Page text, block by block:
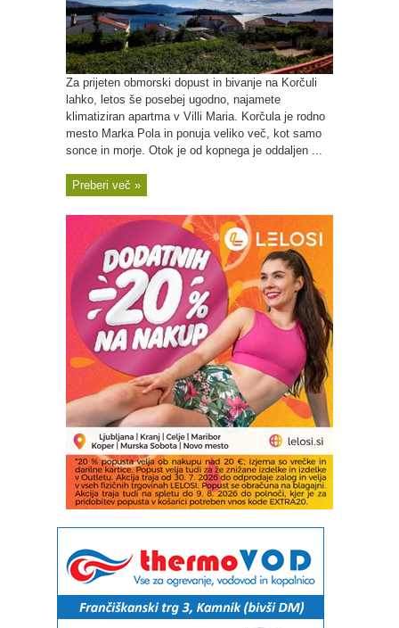
Za prijeten obmorski dopust in bivanje na Korčuli
lahko, letos še posebej ugodno, najamete
klimatiziran apartma v Villi Maria. Korčula je rodno
mesto Marka Pola in ponuja veliko več, kot samo
sonce in morje. Otok je od kopnega je oddaljen ...
Preberi več »